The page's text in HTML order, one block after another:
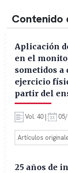
Contenido
Aplicación
en el
sometidos
ejercicio
partir del
Vol. 40 |
Artículos
25 años de